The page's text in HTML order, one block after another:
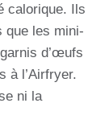
calorique. Ils
que les mini-
d’œufs
à l’Airfryer.
ni la